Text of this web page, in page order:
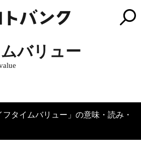
バリュー
フタイムバリュー」の意味・読み・